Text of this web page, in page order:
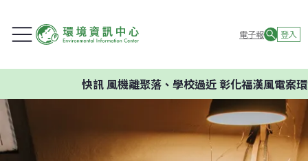
電子報 登入
風機離聚落、學校過近 彰化福漢風電案環委建議